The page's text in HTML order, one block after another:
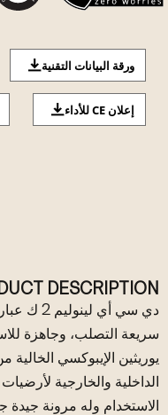
ورقة البيانات التقنية
إعلان CE للأداء
DESCRIPTION
دي سي أي
سريعة التصلب، وجاهزة
يوريثين الإيبوكسي
الداخلية والخارجية
الاستخدام وله مرونة جيدة